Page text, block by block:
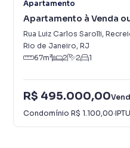
Apartamento
Apartamento à Venda
dos Bandeirantes
Rua Luiz Carlos Sarolli,
Rio de Janeiro, RJ
67m² 2 2 1
R$ 495.000,00
Condomínio R$ 1.100,00·IPTU